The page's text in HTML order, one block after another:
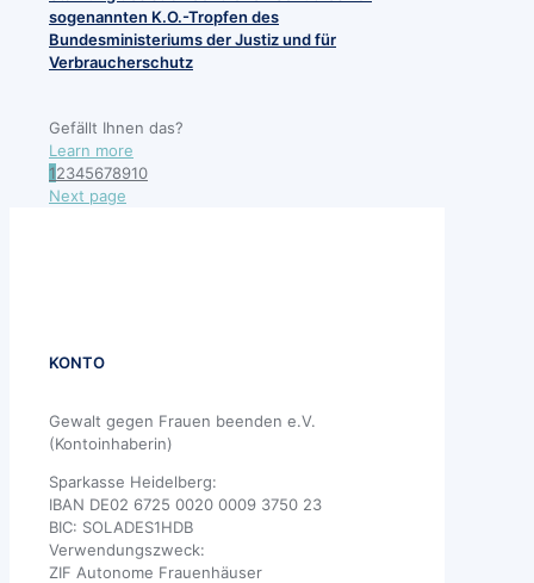
sogenannten K.O.-Tropfen des
Bundesministeriums der Justiz und für
Verbraucherschutz
Gefällt Ihnen das?
Learn more
12345678910
Next page
KONTO
Gewalt gegen Frauen beenden e.V.
(Kontoinhaberin)
Sparkasse Heidelberg:
IBAN DE02 6725 0020 0009 3750 23
BIC: SOLADES1HDB
Verwendungszweck:
ZIF Autonome Frauenhäuser